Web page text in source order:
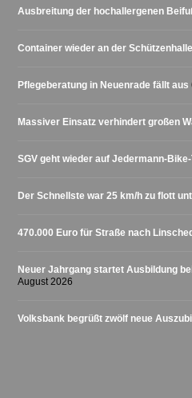
Ausbreitung der hochallergenen
Container wieder an der Schützenhalle
Pflegeberatung in Neuenrade fällt aus
Massiver Einsatz verhindert großen
SGV geht wieder auf Jedermann-
Der Schnellste war 25 km/h zu flott
470.000 Euro für Straße nach
Neuer Jahrgang startet Ausbildung
August 2026
Volksbank begrüßt zwölf neue